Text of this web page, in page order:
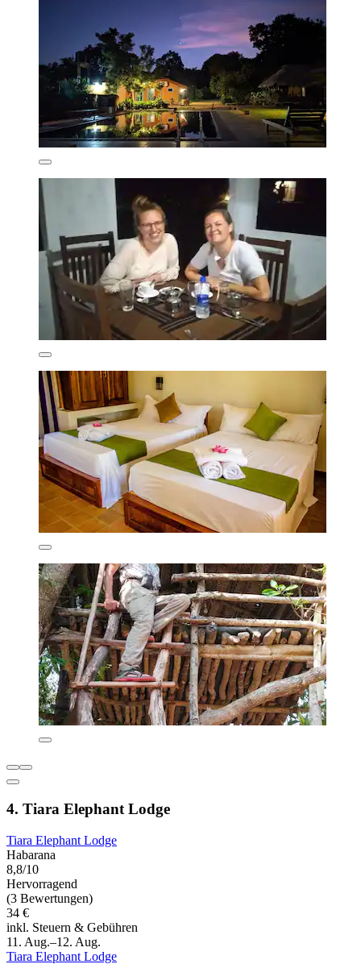
4. Tiara Elephant Lodge
Tiara Elephant Lodge
Habarana
8,8/10
Hervorragend
(3 Bewertungen)
34 €
inkl. Steuern & Gebühren
11. Aug.–12. Aug.
Tiara Elephant Lodge